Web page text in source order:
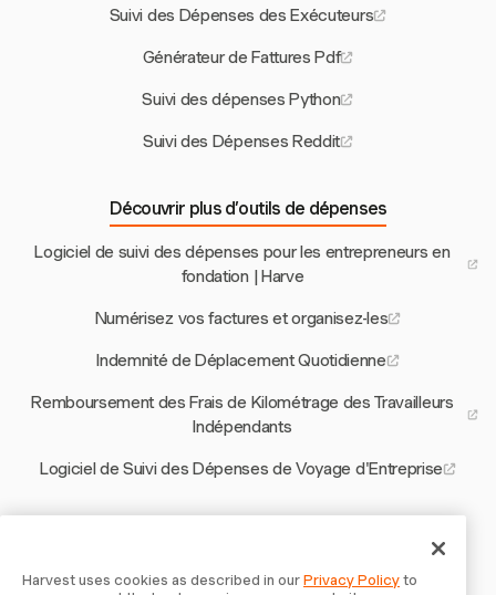
Suivi des Dépenses des Exécuteurs
Générateur de Fattures Pdf
Suivi des dépenses Python
Suivi des Dépenses Reddit
Découvrir plus d’outils de dépenses
Logiciel de suivi des dépenses pour les entrepreneurs en
fondation | Harve
Numérisez vos factures et organisez-les
Indemnité de Déplacement Quotidienne
Remboursement des Frais de Kilométrage des Travailleurs
Indépendants
Logiciel de Suivi des Dépenses de Voyage d'Entreprise
Calculateur de Taux Horaire Moderne
Harvest uses cookies as described in ourPrivacy Policyto